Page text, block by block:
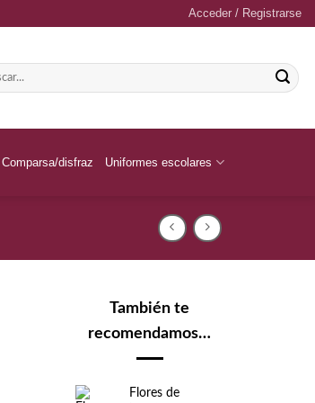
Acceder / Registrarse
Comparsa/disfraz Uniformes escolares
También te
recomendamos…
Flores de